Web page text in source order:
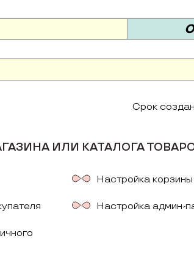
Срок
ИЛИ КАТАЛОГА
Настройка
Настройка админ-